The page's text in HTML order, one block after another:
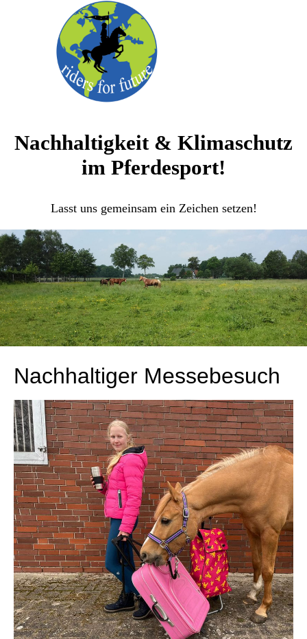
Nachhaltigkeit & Klimaschutz
im Pferdesport!
Lasst uns gemeinsam ein Zeichen setzen!
Nachhaltiger Messebesuch